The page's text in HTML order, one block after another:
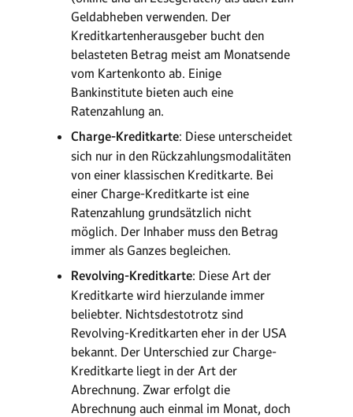
Geldabheben verwenden. Der
Kreditkartenherausgeber bucht den
belasteten Betrag meist am Monatsende
vom Kartenkonto ab. Einige
Bankinstitute bieten auch eine
Ratenzahlung an.
Charge-Kreditkarte: Diese unterscheidet
sich nur in den Rückzahlungsmodalitäten
von einer klassischen Kreditkarte. Bei
einer Charge-Kreditkarte ist eine
Ratenzahlung grundsätzlich nicht
möglich. Der Inhaber muss den Betrag
immer als Ganzes begleichen.
Revolving-Kreditkarte: Diese Art der
Kreditkarte wird hierzulande immer
beliebter. Nichtsdestotrotz sind
Revolving-Kreditkarten eher in der USA
bekannt. Der Unterschied zur Charge-
Kreditkarte liegt in der Art der
Abrechnung. Zwar erfolgt die
Abrechnung auch einmal im Monat, doch